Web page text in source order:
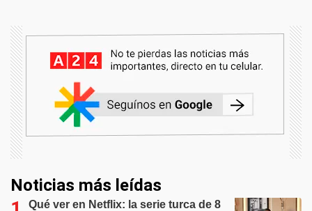
Noticias más leídas
Qué ver en Netflix: la serie turca de 8